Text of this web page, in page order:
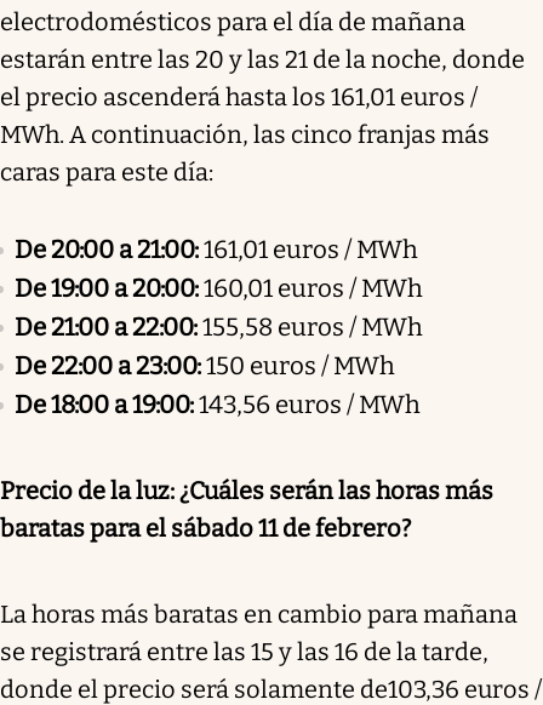
electrodomésticos para el día de mañana
estarán entre las 20 y las 21 de la noche, donde
el precio ascenderá hasta los 161,01 euros /
MWh. A continuación, las cinco franjas más
caras para este día:
De 20:00 a 21:00:161,01 euros / MWh
De 19:00 a 20:00:160,01 euros / MWh
De 21:00 a 22:00:155,58 euros / MWh
De 22:00 a 23:00:150 euros / MWh
De 18:00 a 19:00:143,56 euros / MWh
Precio de la luz: ¿Cuáles serán las horas más
baratas para el sábado 11 de febrero?
La horas más baratas en cambio para mañana
se registrará entre las 15 y las 16 de la tarde,
donde el precio será solamente de103,36 euros /